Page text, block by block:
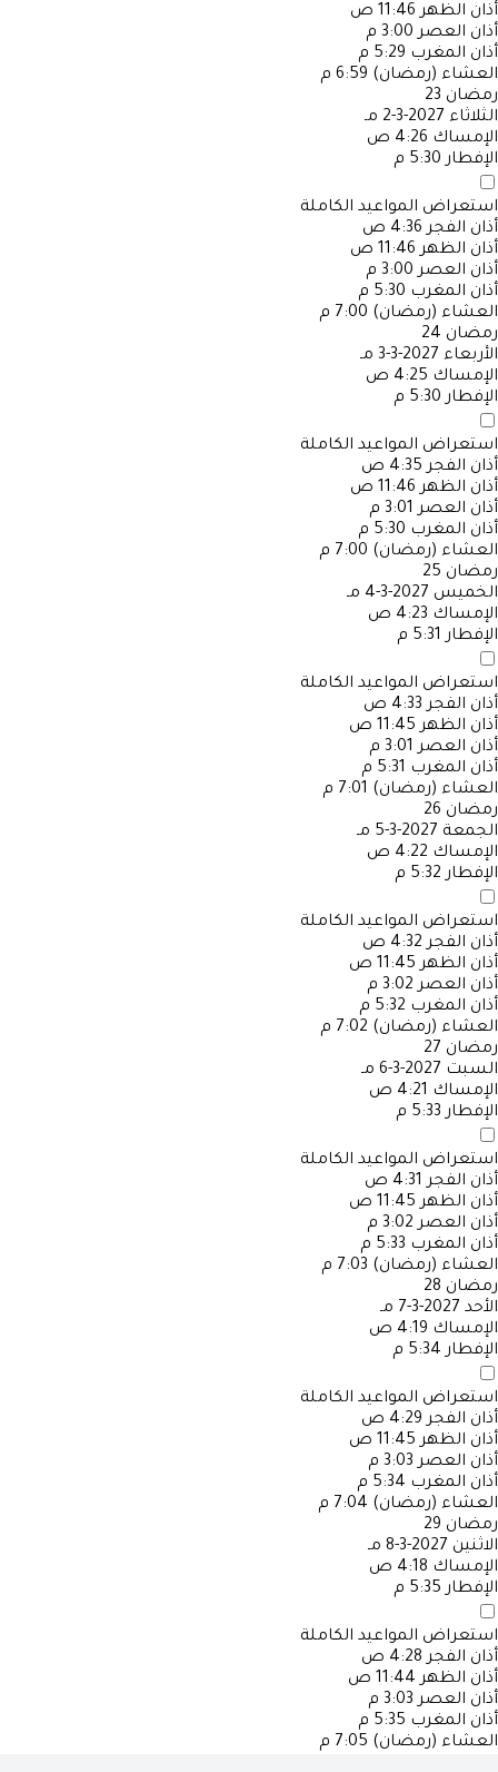
أذان الظهر 11:46 ص
أذان العصر 3:00 م
أذان المغرب 5:29 م
العشاء (رمضان) 6:59 م
رمضان 23
الثلاثاء 2027-3-2 مـ
الإمساك 4:26 ص
الإفطار 5:30 م
استعراض المواعيد الكاملة
أذان الفجر 4:36 ص
أذان الظهر 11:46 ص
أذان العصر 3:00 م
أذان المغرب 5:30 م
العشاء (رمضان) 7:00 م
رمضان 24
الأربعاء 2027-3-3 مـ
الإمساك 4:25 ص
الإفطار 5:30 م
استعراض المواعيد الكاملة
أذان الفجر 4:35 ص
أذان الظهر 11:46 ص
أذان العصر 3:01 م
أذان المغرب 5:30 م
العشاء (رمضان) 7:00 م
رمضان 25
الخميس 2027-3-4 مـ
الإمساك 4:23 ص
الإفطار 5:31 م
استعراض المواعيد الكاملة
أذان الفجر 4:33 ص
أذان الظهر 11:45 ص
أذان العصر 3:01 م
أذان المغرب 5:31 م
العشاء (رمضان) 7:01 م
رمضان 26
الجمعة 2027-3-5 مـ
الإمساك 4:22 ص
الإفطار 5:32 م
استعراض المواعيد الكاملة
أذان الفجر 4:32 ص
أذان الظهر 11:45 ص
أذان العصر 3:02 م
أذان المغرب 5:32 م
العشاء (رمضان) 7:02 م
رمضان 27
السبت 2027-3-6 مـ
الإمساك 4:21 ص
الإفطار 5:33 م
استعراض المواعيد الكاملة
أذان الفجر 4:31 ص
أذان الظهر 11:45 ص
أذان العصر 3:02 م
أذان المغرب 5:33 م
العشاء (رمضان) 7:03 م
رمضان 28
الأحد 2027-3-7 مـ
الإمساك 4:19 ص
الإفطار 5:34 م
استعراض المواعيد الكاملة
أذان الفجر 4:29 ص
أذان الظهر 11:45 ص
أذان العصر 3:03 م
أذان المغرب 5:34 م
العشاء (رمضان) 7:04 م
رمضان 29
الاثنين 2027-3-8 مـ
الإمساك 4:18 ص
الإفطار 5:35 م
استعراض المواعيد الكاملة
أذان الفجر 4:28 ص
أذان الظهر 11:44 ص
أذان العصر 3:03 م
أذان المغرب 5:35 م
العشاء (رمضان) 7:05 م